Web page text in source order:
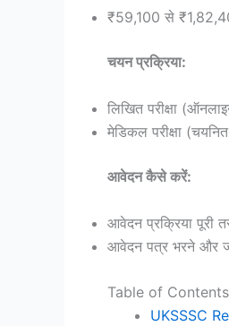
₹59,100 से
चयन प्रक्रिया:
लिखित परीक्षा
मेडिकल परीक्षा
आवेदन कैसे करें:
आवेदन प्रक्रिया पूरी
आवेदन पत्र भरने और
Table of Contents
UKSSSC